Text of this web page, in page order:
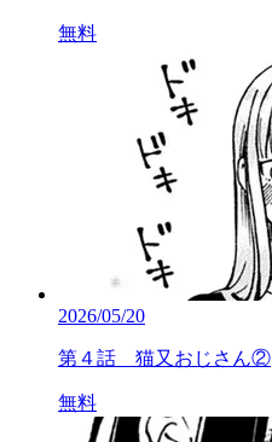
無料
2026/05/20
第４話 猫又おじさん②
無料